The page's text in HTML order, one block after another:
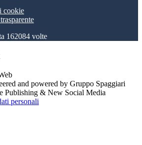
cookie
162084 volte
and powered by Gruppo Spaggiari
Publishing & New Social Media
personali